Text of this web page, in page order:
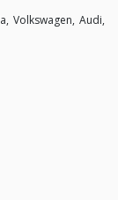
Volkswagen, Audi,